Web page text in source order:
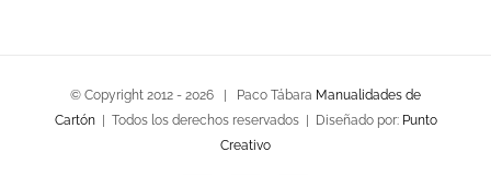
© Copyright 2012 - 2026 | Paco Tábara Manualidades de
Cartón| Todos los derechos reservados | Diseñado por: Punto
Creativo